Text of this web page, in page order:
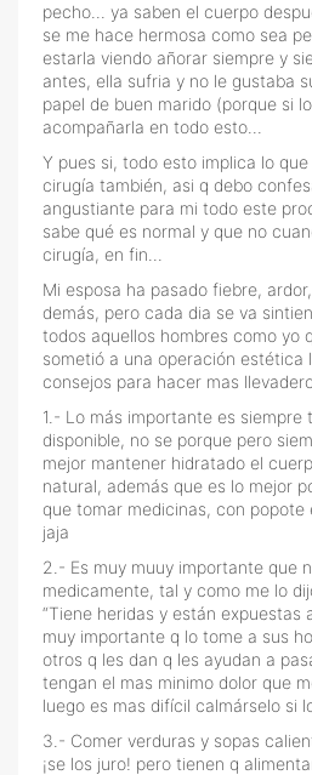
pecho... ya saben el cuerpo
se me hace hermosa como sea
estarla viendo añorar siempre y
antes, ella sufria y no le gustaba
papel de buen marido (porque si
acompañarla en todo esto...
Y pues si, todo esto implica lo
cirugía también, asi q debo
angustiante para mi todo este
sabe qué es normal y que no
cirugía, en fin...
Mi esposa ha pasado fiebre,
demás, pero cada dia se va
todos aquellos hombres como yo
sometió a una operación estética
consejos para hacer mas
1.- Lo más importante es siempre
disponible, no se porque pero
mejor mantener hidratado el
natural, además que es lo mejor
que tomar medicinas, con
jaja
2.- Es muy muuy importante que
medicamente, tal y como me lo
“Tiene heridas y están expuestas
muy importante q lo tome a sus
otros q les dan q les ayudan a
tengan el mas minimo dolor que
luego es mas difícil calmárselo si
3.- Comer verduras y sopas
¡se los juro! pero tienen q